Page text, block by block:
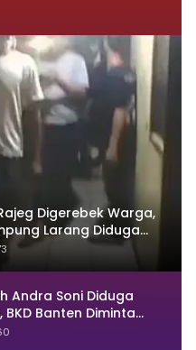
Digerebek Warga,
Larang Diduga
Andra Soni Diduga
Banten Diminta